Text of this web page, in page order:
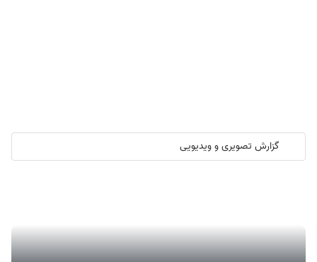
گزارش تصویری و ویدیویی